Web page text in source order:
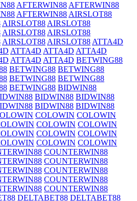
AFTERWIN88 AFTERWIN88
AFTERWIN88 AIRSLOT88
AIRSLOT88 AIRSLOT88
AIRSLOT88 AIRSLOT88
AIRSLOT88 AIRSLOT88 ATTA4D
ATTA4D ATTA4D ATTA4D
ATTA4D ATTA4D BETWING88
BETWING88 BETWING88
BETWING88 BETWING88
BETWING88 BIDWIN88
BIDWIN88 BIDWIN88
BIDWIN88 BIDWIN88
COLOWIN COLOWIN
COLOWIN COLOWIN
COLOWIN COLOWIN
COLOWIN COLOWIN
COUNTERWIN88
COUNTERWIN88
COUNTERWIN88
COUNTERWIN88
COUNTERWIN88
DELTABET88 DELTABET88